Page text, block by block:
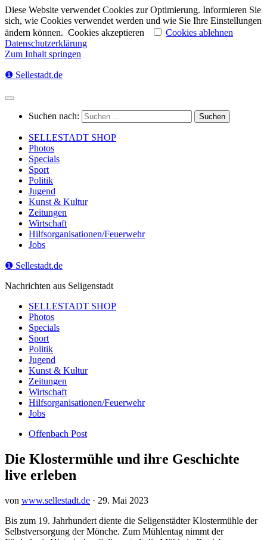
Diese Website verwendet Cookies zur Optimierung. Informieren Sie
sich, wie Cookies verwendet werden und wie Sie Ihre Einstellungen
ändern können. Cookies akzeptieren
Cookies ablehnen
Datenschutzerklärung
Zum Inhalt springen
❶ Sellestadt.de
Suchen nach:
SELLESTADT SHOP
Photos
Specials
Sport
Politik
Jugend
Kunst & Kultur
Zeitungen
Wirtschaft
Hilfsorganisationen/Feuerwehr
Jobs
❶ Sellestadt.de
Nachrichten aus Seligenstadt
SELLESTADT SHOP
Photos
Specials
Sport
Politik
Jugend
Kunst & Kultur
Zeitungen
Wirtschaft
Hilfsorganisationen/Feuerwehr
Jobs
Offenbach Post
Die Klostermühle und ihre Geschichte
live erleben
von www.sellestadt.de · 29. Mai 2023
Bis zum 19. Jahrhundert diente die Seligenstädter Klostermühle der
Selbstversorgung der Mönche. Zum Mühlentag nimmt der